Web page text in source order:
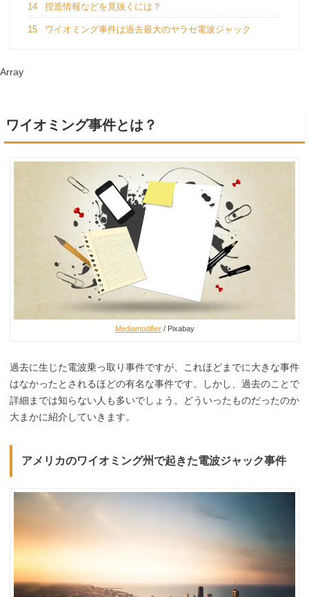
14 捏造情報などを見抜くには？
15 ワイオミング事件は過去最大のヤラセ電波ジャック
Array
ワイオミング事件とは？
Mediamodifier/ Pixabay
過去に生じた電波乗っ取り事件ですが、これほどまでに大きな事件
はなかったとされるほどの有名な事件です。しかし、過去のことで
詳細までは知らない人も多いでしょう。どういったものだったのか
大まかに紹介していきます。
アメリカのワイオミング州で起きた電波ジャック事件